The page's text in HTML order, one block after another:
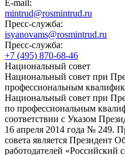
E-mail:
mintrud@rosmintrud.ru
Пресс-служба:
isyanovams@rosmintrud.ru
Пресс-служба:
+7 (495) 870-68-46
Национальный совет
Национальный совет при
профессиональным
Национальный совет при
по профессиональным
соответствии с Указом
16 апреля 2014 года № 249.
совета является Президент
работодателей